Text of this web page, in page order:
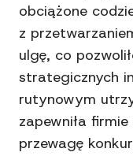
obciążone
z
ulgę, co
strategicznych
rutynowym
zapewniła
przewagę